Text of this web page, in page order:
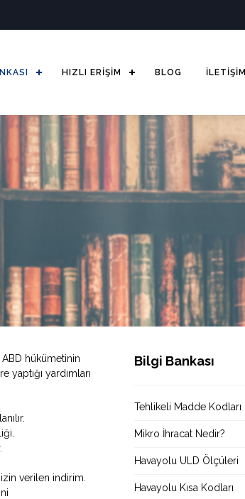
HIZLI ERİŞİM BLOG İLETİŞİM
ABD hükümetinin
yaptığı yardımları
verilen indirim.
Bilgi Bankası
Tehlikeli Madde Kodları
Mikro İhracat Nedir?
Havayolu ULD Ölçüleri
Havayolu Kısa Kodları